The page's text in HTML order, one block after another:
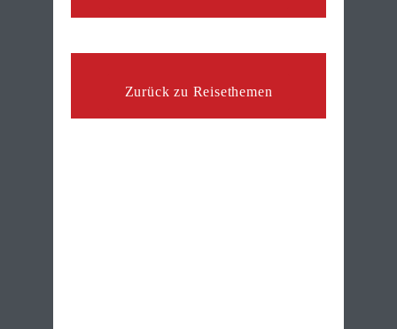
Zurück zu Reisethemen